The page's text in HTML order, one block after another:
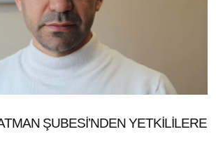
ŞUBESİ’NDEN YETKİLİLERE